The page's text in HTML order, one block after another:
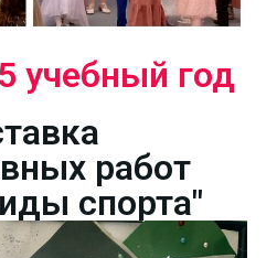
учебный год
работ
спорта"